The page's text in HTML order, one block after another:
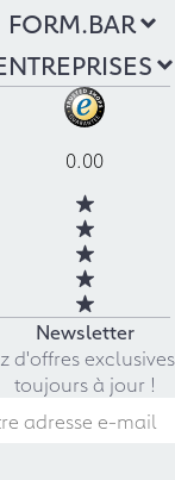
FORM.BAR
0.00
Newsletter
d'offres
toujours à jour !